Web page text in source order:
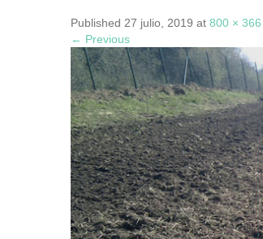
Published 27 julio, 2019 at 800 × 366
← Previous